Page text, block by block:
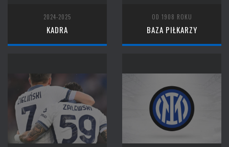
2024-2025
KADRA
OD 1908 ROKU
BAZA PIŁKARZY